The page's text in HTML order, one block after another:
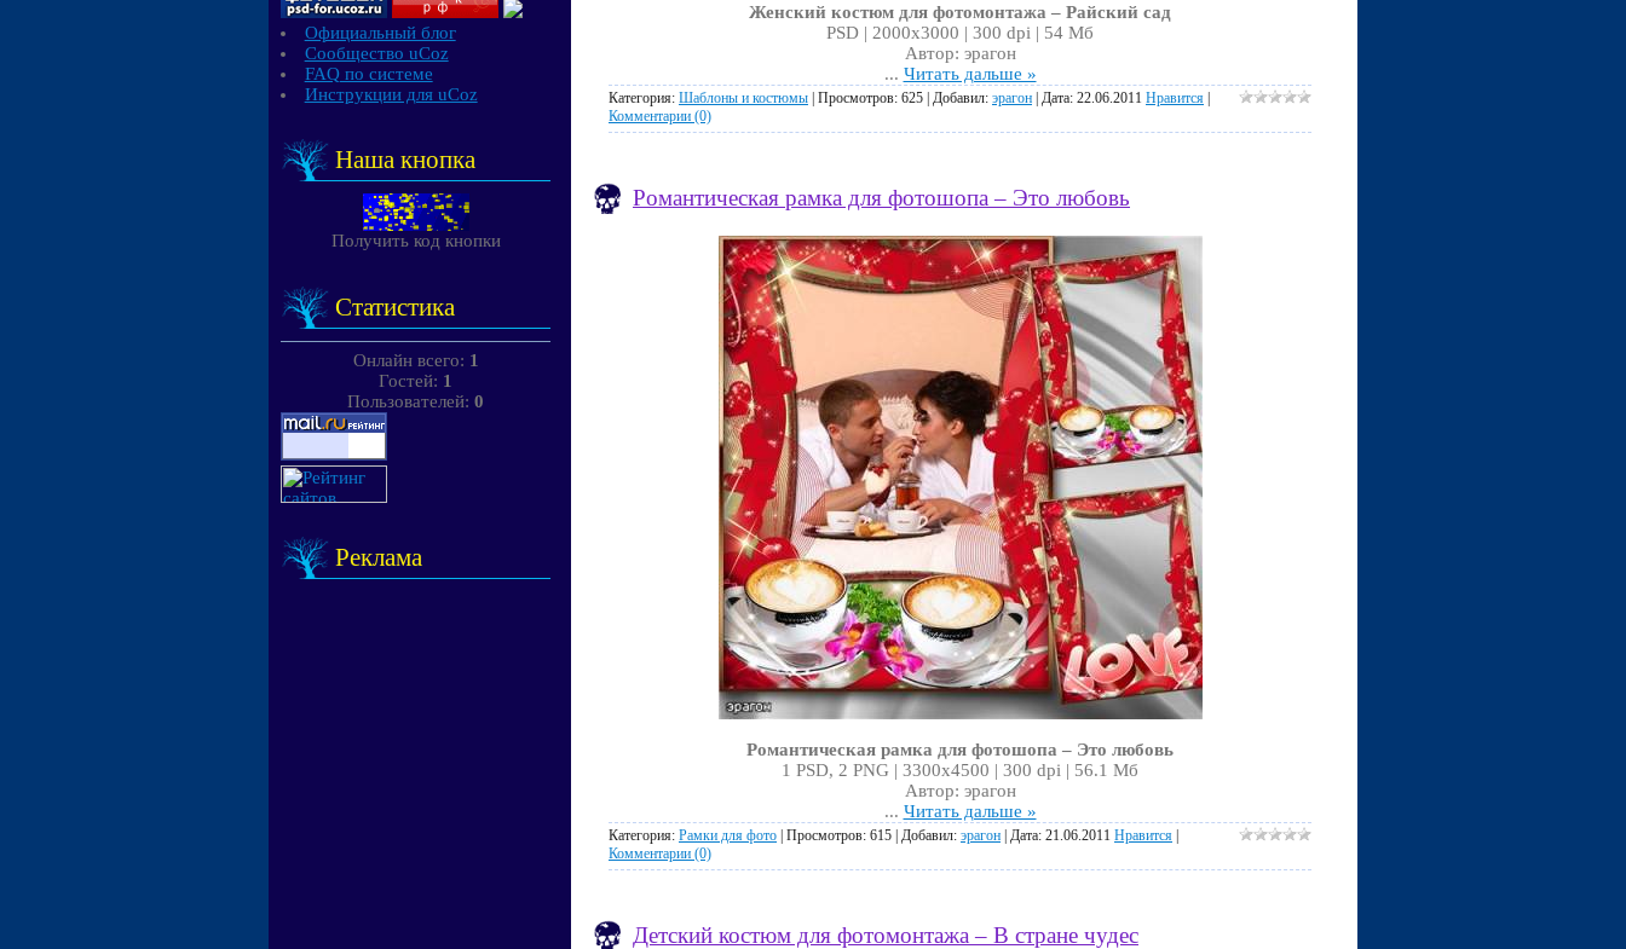
Официальный блог
Сообщество uCoz
FAQ по системе
Инструкции для uCoz
Наша кнопка
Получить код кнопки
Статистика
Онлайн всего: 1
Гостей: 1
Пользователей: 0
Реклама
Женский костюм для фотомонтажа – Райский сад
PSD | 2000x3000 | 300 dpi | 54 Мб
Автор: эрагон
... Читать дальше »
Категория: Шаблоны и костюмы | Просмотров: 625 | Добавил: эрагон | Дата: 22.06.2011 Нравится |
Комментарии (0)
Романтическая рамка для фотошопа – Это любовь
Романтическая рамка для фотошопа – Это любовь
1 PSD, 2 PNG | 3300x4500 | 300 dpi | 56.1 Мб
Автор: эрагон
... Читать дальше »
Категория: Рамки для фото | Просмотров: 615 | Добавил: эрагон | Дата: 21.06.2011 Нравится |
Комментарии (0)
Детский костюм для фотомонтажа – В стране чудес